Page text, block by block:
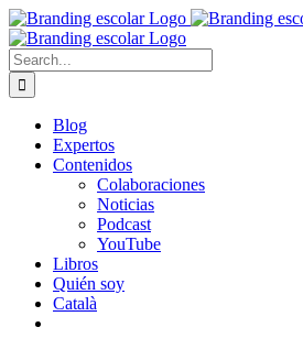
Skip
to
content
Search
for:
Blog
Expertos
Contenidos
Colaboraciones
Noticias
Podcast
YouTube
Libros
Quién soy
Català